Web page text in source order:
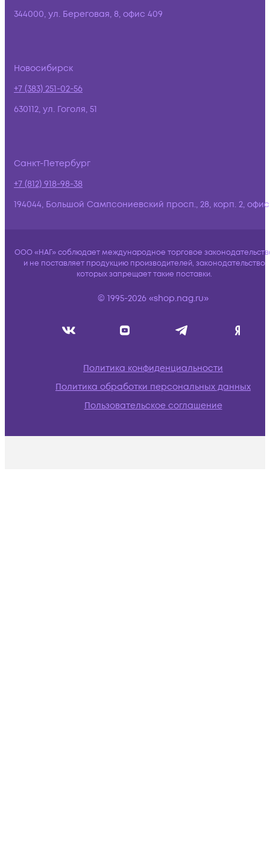
344000, ул. Береговая, 8, офис 409
Новосибирск
+7 (383) 251-02-56
630112, ул. Гоголя, 51
Санкт-Петербург
+7 (812) 918-98-38
194044, Большой Сампсониевский просп., 28, корп. 2,
ООО «НАГ» соблюдает международное торговое
и не поставляет продукцию производителей, законодательство
которых запрещает такие поставки.
© 1995-2026 «shop.nag.ru»
Политика конфиденциальности
Политика обработки персональных данных
Пользовательское соглашение